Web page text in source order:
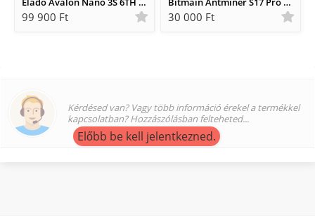
99 900 Ft 30 000 Ft
Kérdésed van? Vagy több információ érekel a termékkel
kapcsolatban? Hozzászólásban felteheted...
Előbb be kell jelentkezned.